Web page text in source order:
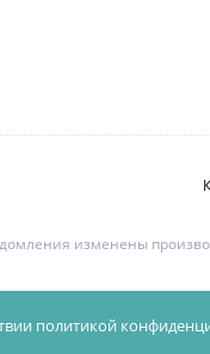
изменены
конфиденциальности
политикой